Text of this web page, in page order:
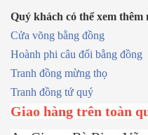
Quý khách có thể xem thêm
Cửa võng bằng đồng
Hoành phi câu đối bằng đồng
Tranh đồng mừng thọ
Tranh đồng tứ quý
Giao hàng trên toàn